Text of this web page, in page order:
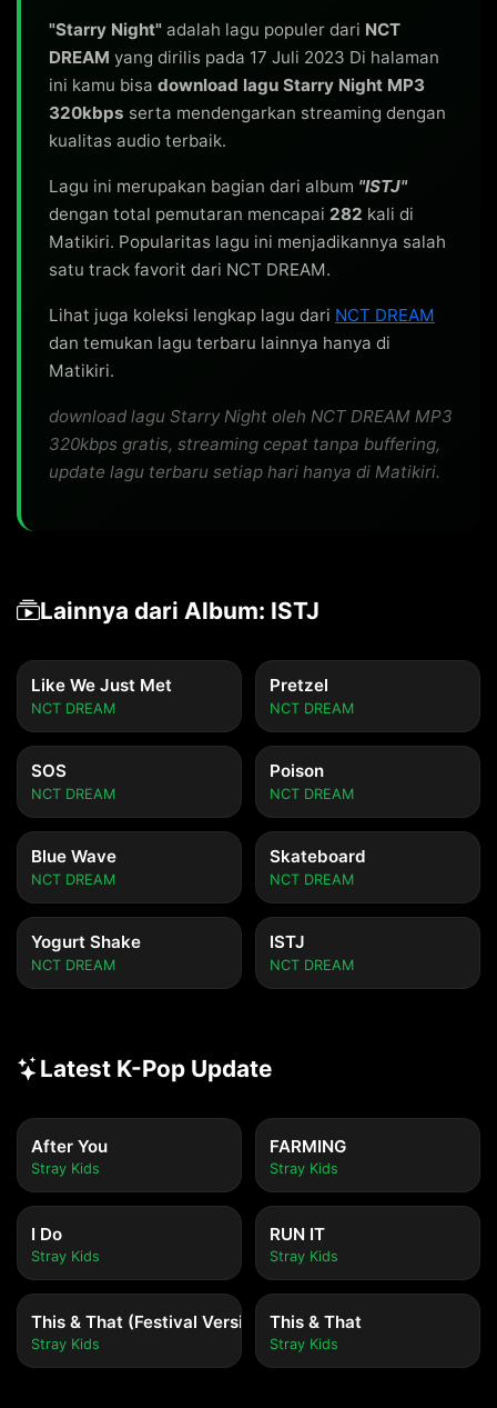
"Starry Night" adalah lagu populer dari NCT
DREAM yang dirilis pada 17 Juli 2023 Di halaman
ini kamu bisa download lagu Starry Night MP3
320kbps serta mendengarkan streaming dengan
kualitas audio terbaik.
Lagu ini merupakan bagian dari album "ISTJ"
dengan total pemutaran mencapai 282 kali di
Matikiri. Popularitas lagu ini menjadikannya salah
satu track favorit dari NCT DREAM.
Lihat juga koleksi lengkap lagu dari NCT DREAM
dan temukan lagu terbaru lainnya hanya di
Matikiri.
download lagu Starry Night oleh NCT DREAM MP3
320kbps gratis, streaming cepat tanpa buffering,
update lagu terbaru setiap hari hanya di Matikiri.
Lainnya dari Album: ISTJ
Like We Just Met
NCT DREAM
Pretzel
NCT DREAM
SOS
NCT DREAM
Poison
NCT DREAM
Blue Wave
NCT DREAM
Skateboard
NCT DREAM
Yogurt Shake
NCT DREAM
ISTJ
NCT DREAM
Latest K-Pop Update
After You
Stray Kids
FARMING
Stray Kids
I Do
Stray Kids
RUN IT
Stray Kids
This & That (Festival Version)
Stray Kids
This & That
Stray Kids